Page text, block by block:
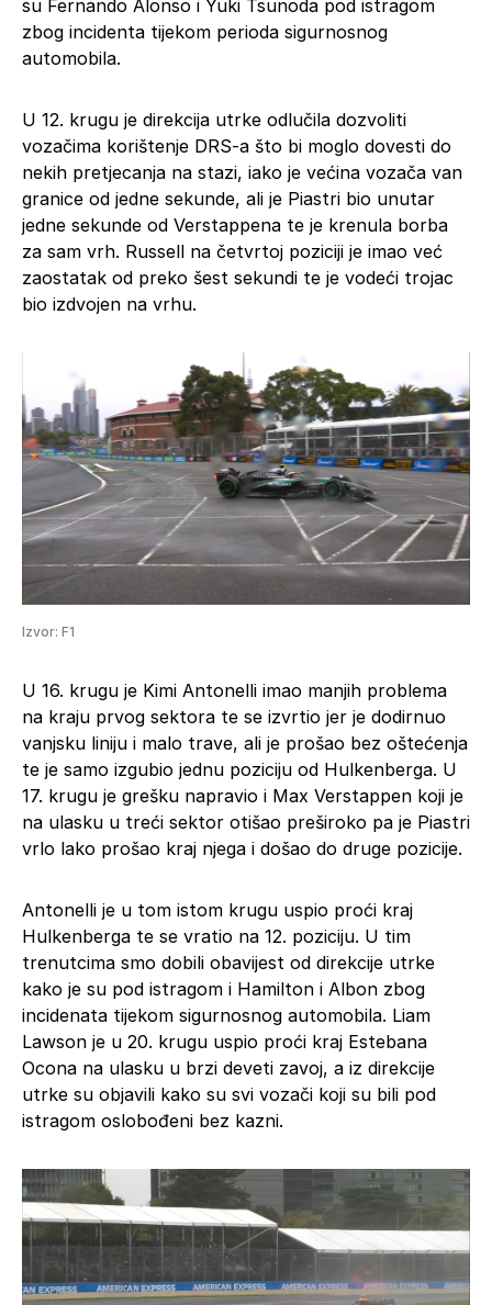
su Fernando Alonso i Yuki Tsunoda pod istragom
zbog incidenta tijekom perioda sigurnosnog
automobila.
U 12. krugu je direkcija utrke odlučila dozvoliti
vozačima korištenje DRS-a što bi moglo dovesti do
nekih pretjecanja na stazi, iako je većina vozača van
granice od jedne sekunde, ali je Piastri bio unutar
jedne sekunde od Verstappena te je krenula borba
za sam vrh. Russell na četvrtoj poziciji je imao već
zaostatak od preko šest sekundi te je vodeći trojac
bio izdvojen na vrhu.
Izvor: F1
U 16. krugu je Kimi Antonelli imao manjih problema
na kraju prvog sektora te se izvrtio jer je dodirnuo
vanjsku liniju i malo trave, ali je prošao bez oštećenja
te je samo izgubio jednu poziciju od Hulkenberga. U
17. krugu je grešku napravio i Max Verstappen koji je
na ulasku u treći sektor otišao preširoko pa je Piastri
vrlo lako prošao kraj njega i došao do druge pozicije.
Antonelli je u tom istom krugu uspio proći kraj
Hulkenberga te se vratio na 12. poziciju. U tim
trenutcima smo dobili obavijest od direkcije utrke
kako je su pod istragom i Hamilton i Albon zbog
incidenata tijekom sigurnosnog automobila. Liam
Lawson je u 20. krugu uspio proći kraj Estebana
Ocona na ulasku u brzi deveti zavoj, a iz direkcije
utrke su objavili kako su svi vozači koji su bili pod
istragom oslobođeni bez kazni.